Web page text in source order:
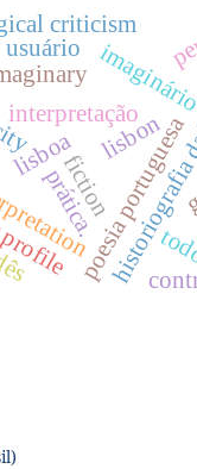
interpretação
lisbon
poesia portuguesa
lisboa
criticism
fiction
prática.